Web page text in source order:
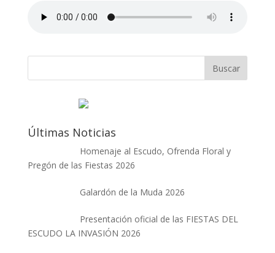
Últimas Noticias
Homenaje al Escudo, Ofrenda Floral y
Pregón de las Fiestas 2026
Galardón de la Muda 2026
Presentación oficial de las FIESTAS DEL
ESCUDO LA INVASIÓN 2026